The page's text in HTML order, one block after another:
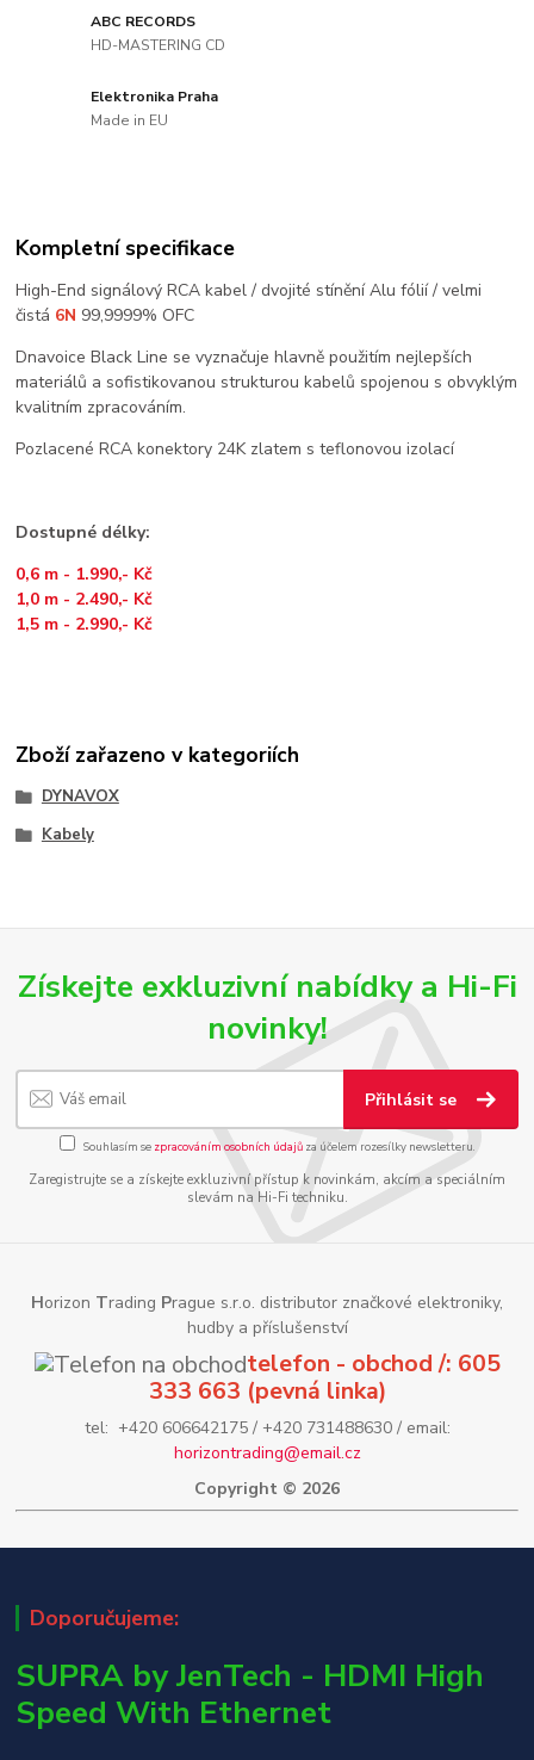
ABC RECORDS
HD-MASTERING CD
Elektronika Praha
Made in EU
Kompletní specifikace
High-End signálový RCA kabel / dvojité stínění Alu fólií / velmi
čistá 6N 99,9999% OFC
Dnavoice Black Line se vyznačuje hlavně použitím nejlepších
materiálů a sofistikovanou strukturou kabelů spojenou s obvyklým
kvalitním zpracováním.
Pozlacené RCA konektory 24K zlatem s teflonovou izolací
Dostupné délky:
0,6 m - 1.990,- Kč
1,0 m - 2.490,- Kč
1,5 m - 2.990,- Kč
Zboží zařazeno v kategoriích
DYNAVOX
Kabely
Získejte exkluzivní nabídky a Hi-Fi
novinky!
Přihlásit se
Souhlasím se zpracováním osobních údajůza účelem rozesílky newsletteru.
Zaregistrujte se a získejte exkluzivní přístup k novinkám, akcím a speciálním
slevám na Hi-Fi techniku.
Horizon Trading Prague s.r.o. distributor značkové elektroniky,
hudby a příslušenství
telefon - obchod /: 605
333 663 (pevná linka)
tel: +420 606642175 / +420 731488630 / email:
horizontrading@email.cz
Copyright © 2026
Doporučujeme:
SUPRA by JenTech - HDMI High
Speed With Ethernet